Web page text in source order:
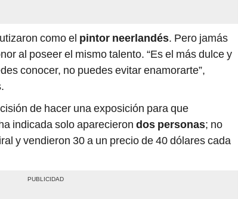
como el pintor neerlandés. Pero jamás
al poseer el mismo talento. “Es el más dulce y
conocer, no puedes evitar enamorarte”,
de hacer una exposición para que
indicada solo aparecieron dos personas; no
y vendieron 30 a un precio de 40 dólares cada